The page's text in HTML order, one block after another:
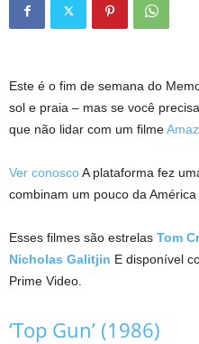
Este é o fim de semana do
sol e praia – mas se você
que não lidar com um filme
Ver conoscoA plataforma fez
combinam um pouco da
Esses filmes são estrelas Tom
Nicholas Galitjin E disponível
Prime Video.
‘Top Gun’ (1986)